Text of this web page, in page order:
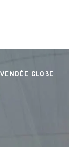
VENDÉE GLOBE